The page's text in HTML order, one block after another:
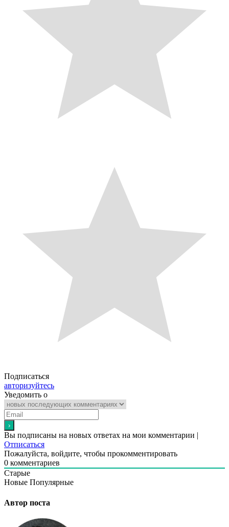
Подписаться
авторизуйтесь
Уведомить о
Вы подписаны на новых ответах на мои комментарии |
Отписаться
Пожалуйста, войдите, чтобы прокомментировать
0 комментариев
Старые
Новые Популярные
Автор поста